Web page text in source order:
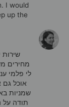
I would
up the
שירות
מחירים
לי פלמי
אוכל גם
שמניות
תודה על